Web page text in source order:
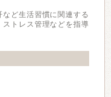
ど生活習慣に関連する
トレス管理などを指導